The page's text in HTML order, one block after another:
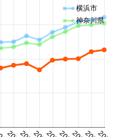
横浜市
神奈川県